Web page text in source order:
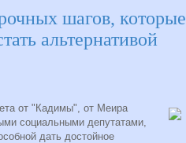
шагов, которые
альтернативой
от "Кадимы", от Меира
социальными депутатами,
дать достойное